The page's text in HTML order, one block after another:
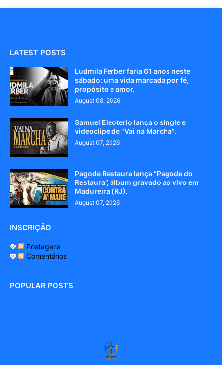
LATEST POSTS
Ludmila Ferber faria 61 anos neste
sábado: uma vida marcada por fé,
propósito e amor.
August 08, 2026
Samuel Eleoterio lança o single e
videoclipe de "Vai na Marcha".
August 07, 2026
Pagode Restaura lança “Pagode do
Restaura”, álbum gravado ao vivo em
Madureira (RJ).
August 07, 2026
INSCRIÇÃO
Postagens
Comentários
POPULAR POSTS